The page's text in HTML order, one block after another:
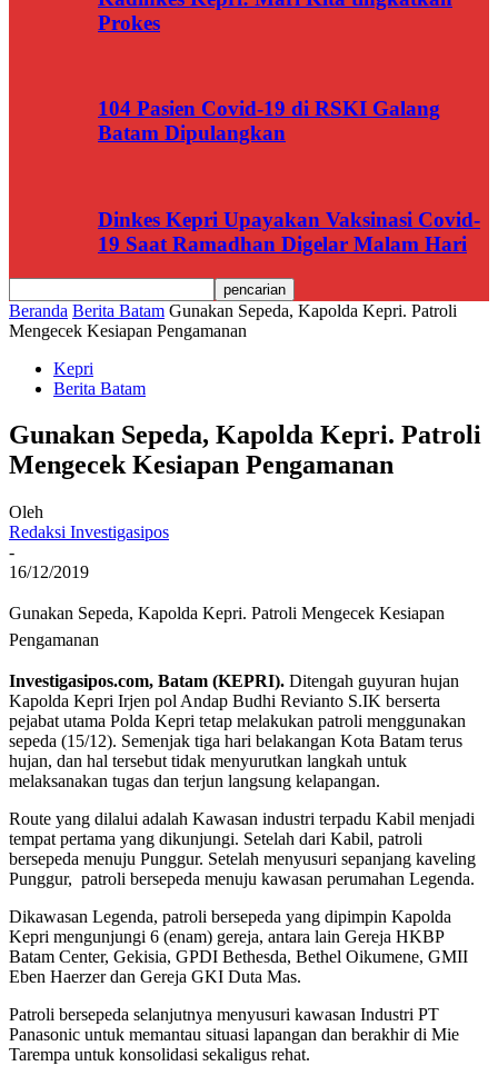
Prokes
104 Pasien Covid-19 di RSKI Galang
Batam Dipulangkan
Dinkes Kepri Upayakan Vaksinasi Covid-
19 Saat Ramadhan Digelar Malam Hari
Beranda Berita Batam Gunakan Sepeda, Kapolda Kepri. Patroli
Mengecek Kesiapan Pengamanan
Kepri
Berita Batam
Gunakan Sepeda, Kapolda Kepri. Patroli
Mengecek Kesiapan Pengamanan
Oleh
Redaksi Investigasipos
-
16/12/2019
Gunakan Sepeda, Kapolda Kepri. Patroli Mengecek Kesiapan
Pengamanan
Investigasipos.com, Batam (KEPRI). Ditengah guyuran hujan
Kapolda Kepri Irjen pol Andap Budhi Revianto S.IK berserta
pejabat utama Polda Kepri tetap melakukan patroli menggunakan
sepeda (15/12). Semenjak tiga hari belakangan Kota Batam terus
hujan, dan hal tersebut tidak menyurutkan langkah untuk
melaksanakan tugas dan terjun langsung kelapangan.
Route yang dilalui adalah Kawasan industri terpadu Kabil menjadi
tempat pertama yang dikunjungi. Setelah dari Kabil, patroli
bersepeda menuju Punggur. Setelah menyusuri sepanjang kaveling
Punggur, patroli bersepeda menuju kawasan perumahan Legenda.
Dikawasan Legenda, patroli bersepeda yang dipimpin Kapolda
Kepri mengunjungi 6 (enam) gereja, antara lain Gereja HKBP
Batam Center, Gekisia, GPDI Bethesda, Bethel Oikumene, GMII
Eben Haerzer dan Gereja GKI Duta Mas.
Patroli bersepeda selanjutnya menyusuri kawasan Industri PT
Panasonic untuk memantau situasi lapangan dan berakhir di Mie
Tarempa untuk konsolidasi sekaligus rehat.